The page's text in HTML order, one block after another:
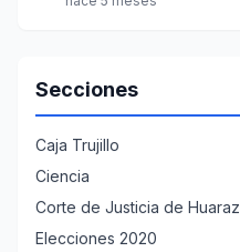
Secciones
Caja Trujillo
Ciencia
Corte de Justicia de Huaraz
Elecciones 2020